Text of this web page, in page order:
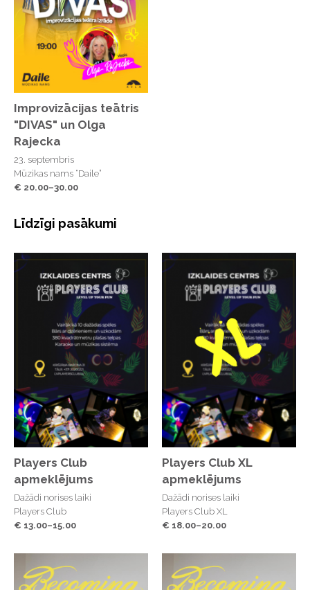
Improvizācijas teātris
"DIVAS" un Olga
Rajecka
23. septembris
Mūzikas nams “Daile”
€ 20.00–30.00
Līdzīgi pasākumi
Players Club
apmeklējums
Dažādi norises laiki
Players Club
€ 13.00–15.00
Players Club XL
apmeklējums
Dažādi norises laiki
Players Club XL
€ 18.00–20.00